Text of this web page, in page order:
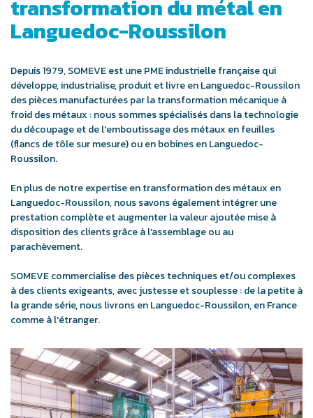
transformation du métal en
Languedoc-Roussilon
Depuis 1979, SOMEVE est une PME industrielle française qui
développe, industrialise, produit et livre en Languedoc-Roussilon
des pièces manufacturées par la transformation mécanique à
froid des métaux : nous sommes spécialisés dans la technologie
du découpage et de l'emboutissage des métaux en feuilles
(flancs de tôle sur mesure) ou en bobines en Languedoc-
Roussilon.
En plus de notre expertise en transformation des métaux en
Languedoc-Roussilon, nous savons également intégrer une
prestation complète et augmenter la valeur ajoutée mise à
disposition des clients grâce à l'assemblage ou au
parachèvement.
SOMEVE commercialise des pièces techniques et/ou complexes
à des clients exigeants, avec justesse et souplesse : de la petite à
la grande série, nous livrons en Languedoc-Roussilon, en France
comme à l'étranger.